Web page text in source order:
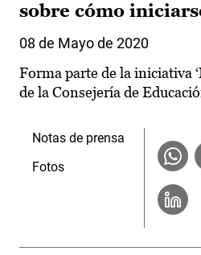
sobre cómo
08 de Mayo de 2020
Forma parte de la iniciativa
de la Consejería de
Notas de prensa
Fotos